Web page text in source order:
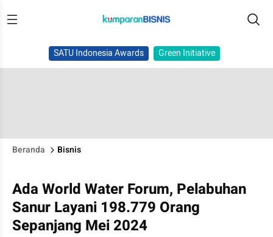
SATU Indonesia Awards Green Initiative
Beranda Bisnis
Ada World Water Forum, Pelabuhan
Sanur Layani 198.779 Orang
Sepanjang Mei 2024